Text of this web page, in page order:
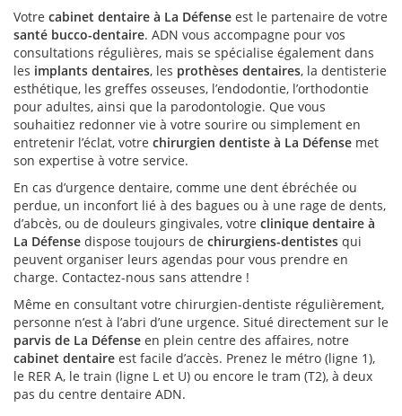
Votre cabinet dentaire à La Défense est le partenaire de votre
santé bucco-dentaire. ADN vous accompagne pour vos
consultations régulières, mais se spécialise également dans
les implants dentaires, les prothèses dentaires, la dentisterie
esthétique, les greffes osseuses, l’endodontie, l’orthodontie
pour adultes, ainsi que la parodontologie. Que vous
souhaitiez redonner vie à votre sourire ou simplement en
entretenir l’éclat, votre chirurgien dentiste à La Défense met
son expertise à votre service.
En cas d’urgence dentaire, comme une dent ébréchée ou
perdue, un inconfort lié à des bagues ou à une rage de dents,
d’abcès, ou de douleurs gingivales, votre clinique dentaire à
La Défense dispose toujours de chirurgiens-dentistes qui
peuvent organiser leurs agendas pour vous prendre en
charge. Contactez-nous sans attendre !
Même en consultant votre chirurgien-dentiste régulièrement,
personne n’est à l’abri d’une urgence. Situé directement sur le
parvis de La Défense en plein centre des affaires, notre
cabinet dentaire est facile d’accès. Prenez le métro (ligne 1),
le RER A, le train (ligne L et U) ou encore le tram (T2), à deux
pas du centre dentaire ADN.